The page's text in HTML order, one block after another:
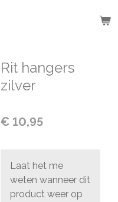
Rit hangers
zilver
€ 10,95
Laat het me
weten wanneer dit
product weer op